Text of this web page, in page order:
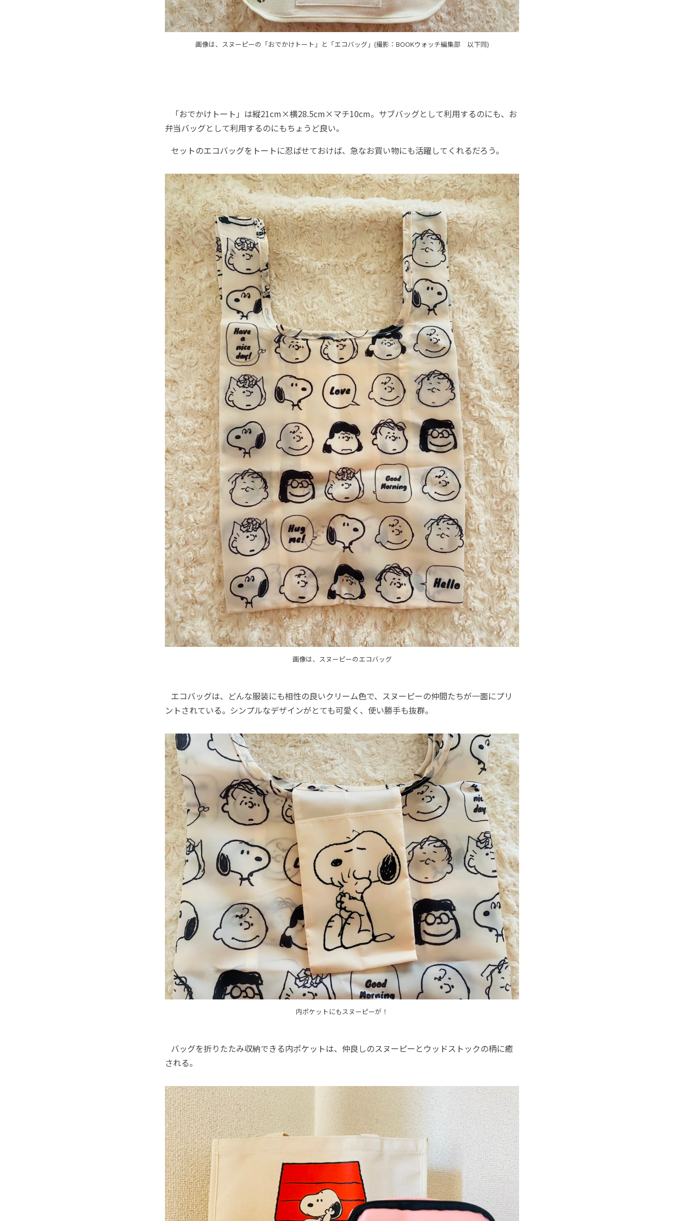
画像は、スヌーピーの「おでかけトート」と「エコバッグ」(撮影：BOOKウォッチ編集部 以下同)
「おでかけトート」は縦21cm×横28.5cm×マチ10cm。サブバッグとして利用するのにも、お
弁当バッグとして利用するのにもちょうど良い。
セットのエコバッグをトートに忍ばせておけば、急なお買い物にも活躍してくれるだろう。
画像は、スヌーピーのエコバッグ
エコバッグは、どんな服装にも相性の良いクリーム色で、スヌーピーの仲間たちが一面にプリ
ントされている。シンプルなデザインがとても可愛く、使い勝手も抜群。
内ポケットにもスヌーピーが！
バッグを折りたたみ収納できる内ポケットは、仲良しのスヌーピーとウッドストックの柄に癒
される。